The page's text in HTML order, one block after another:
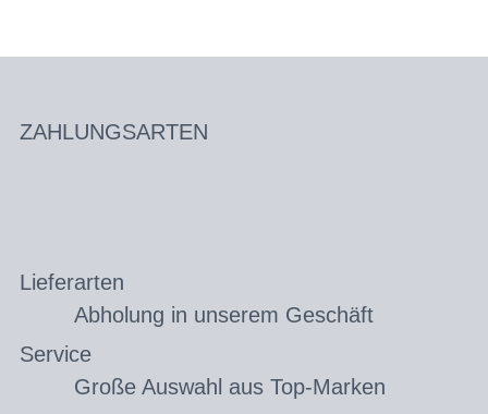
ZAHLUNGSARTEN
Lieferarten
Abholung in unserem Geschäft
Service
Große Auswahl aus Top-Marken